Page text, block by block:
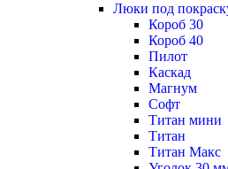
Люки под
Короб 30
Короб 40
Пилот
Каскад
Магнум
Софт
Титан мини
Титан
Титан Макс